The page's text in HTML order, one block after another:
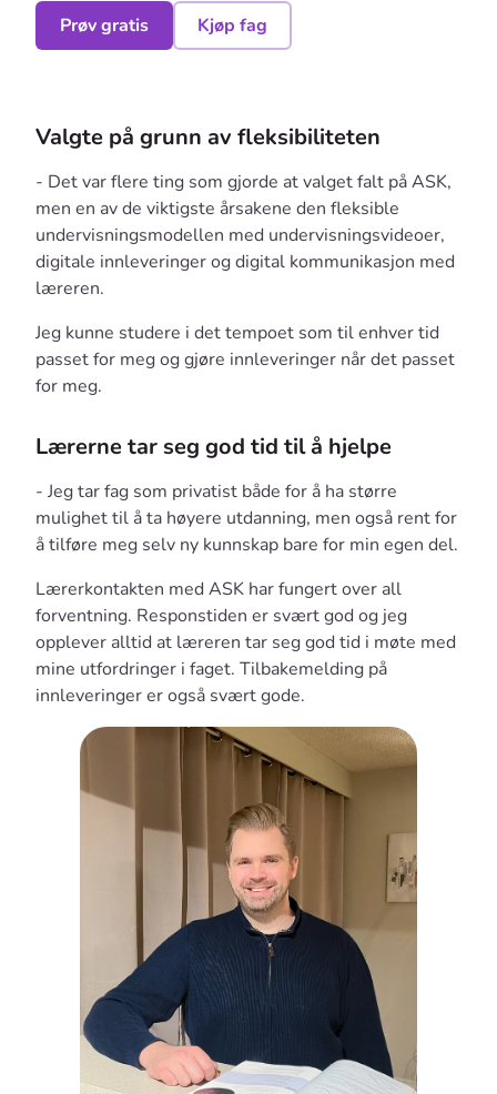
Prøv gratis Kjøp fag
Valgte på grunn av fleksibiliteten
- Det var flere ting som gjorde at valget falt på ASK,
men en av de viktigste årsakene den fleksible
undervisningsmodellen med undervisningsvideoer,
digitale innleveringer og digital kommunikasjon med
læreren.
Jeg kunne studere i det tempoet som til enhver tid
passet for meg og gjøre innleveringer når det passet
for meg.
Lærerne tar seg god tid til å hjelpe
- Jeg tar fag som privatist både for å ha større
mulighet til å ta høyere utdanning, men også rent for
å tilføre meg selv ny kunnskap bare for min egen del.
Lærerkontakten med ASK har fungert over all
forventning. Responstiden er svært god og jeg
opplever alltid at læreren tar seg god tid i møte med
mine utfordringer i faget. Tilbakemelding på
innleveringer er også svært gode.